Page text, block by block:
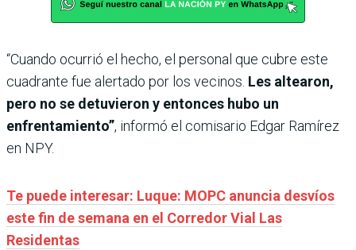
“Cuando ocurrió el hecho, el personal que cubre este
cuadrante fue alertado por los vecinos. Les altearon,
pero no se detuvieron y entonces hubo un
enfrentamiento”, informó el comisario Edgar Ramírez
en NPY.
Te puede interesar: Luque: MOPC anuncia desvíos
este fin de semana en el Corredor Vial Las
Residentas